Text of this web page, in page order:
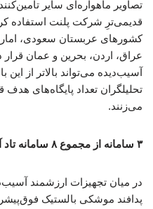
تصاویر ماهواره‌ای سایر
قدیمی‌ترِ شرکت پلنت استفاده
کشورهای عربستان سعودی،
عراق، اردن، بحرین و عمان قرار
آسیب‌دیده می‌تواند بالاتر از
می‌زنند.
۳ سامانه از مجموع ۸ سامانه تاد آمریکا در جهان آسیب دید
در میان تجهیزات ارزشمند
پدافند موشکی بالستیک